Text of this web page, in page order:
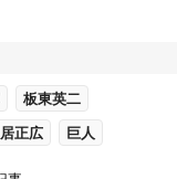
板東英二
正広 巨人